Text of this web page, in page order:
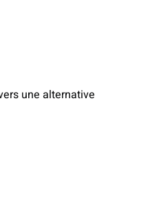
une alternative